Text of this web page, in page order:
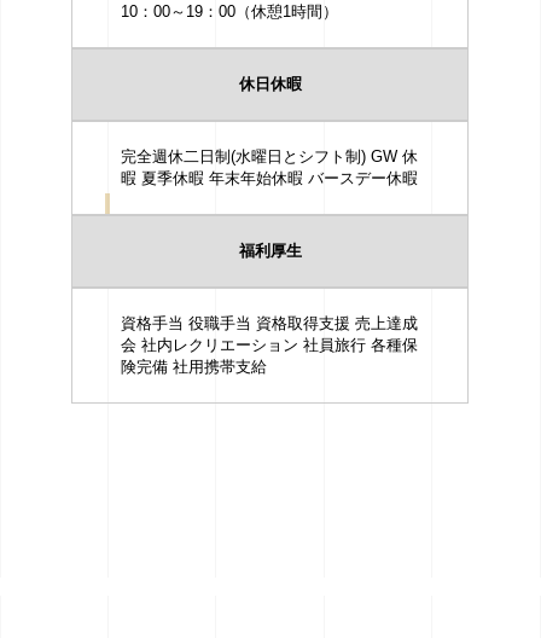
10：00～19：00（休憩1時間）
休日休暇
完全週休二日制(水曜日とシフト制) GW 休
暇 夏季休暇 年末年始休暇 バースデー休暇
福利厚生
資格手当 役職手当 資格取得支援 売上達成
会 社内レクリエーション 社員旅行 各種保
険完備 社用携帯支給